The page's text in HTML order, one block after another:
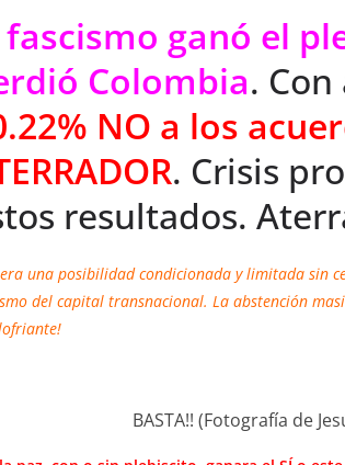
fascismo ganó el
Colombia.
NO a los
. Crisis
resultados.
una posibilidad condicionada y limitada sin
del capital transnacional. La abstención
BASTA!! (Fotografía de